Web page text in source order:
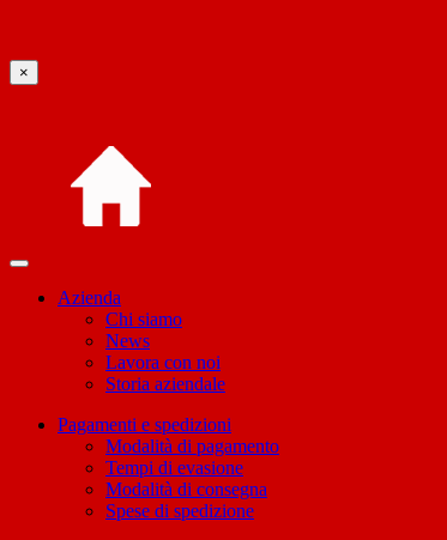
×
Azienda
Chi siamo
News
Lavora con noi
Storia aziendale
Pagamenti e spedizioni
Modalità di pagamento
Tempi di evasione
Modalità di consegna
Spese di spedizione